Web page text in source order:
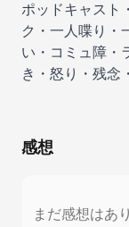
ポッドキャスト
ク・一人喋り・
い・コミュ障・
き・怒り・残念
感想
まだ感想はあ